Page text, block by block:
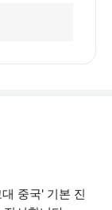
중국' 기본 진